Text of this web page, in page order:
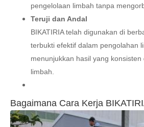
pengelolaan limbah tanpa
Teruji dan Andal
BIKATIRIA telah digunakan di
terbukti efektif dalam pengolahan
menunjukkan hasil yang
limbah.
Bagaimana Cara Kerja